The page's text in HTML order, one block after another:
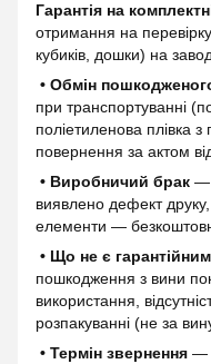
Гарантія на
отримання на
кубиків, дошки) на
• Обмін
при транспортуванні
поліетиленова плівка
повернення за актом
• Виробничий брак —
виявлено дефект
елементи —
• Що не є
пошкодження з вини
використання,
розпакуванні (не за
• Термін звернення —